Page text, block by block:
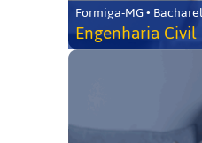
Formiga-MG •
Engenharia Civil